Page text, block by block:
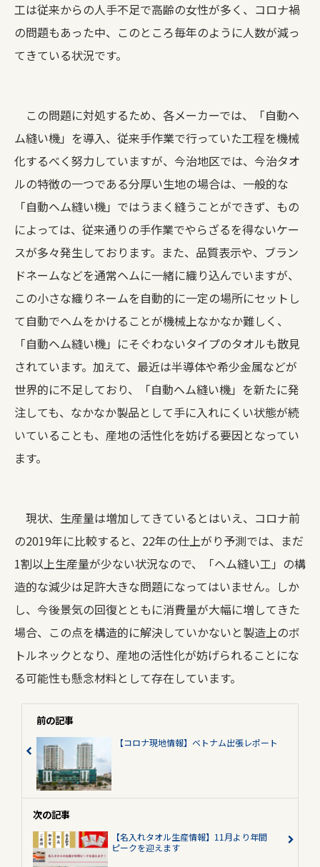
工は従来からの人手不足で高齢の女性が多く、コロナ禍
の問題もあった中、このところ毎年のように人数が減っ
てきている状況です。
この問題に対処するため、各メーカーでは、「自動ヘ
ム縫い機」を導入、従来手作業で行っていた工程を機械
化するべく努力していますが、今治地区では、今治タオ
ルの特徴の一つである分厚い生地の場合は、一般的な
「自動ヘム縫い機」ではうまく縫うことができず、もの
によっては、従来通りの手作業でやらざるを得ないケー
スが多々発生しております。また、品質表示や、ブラン
ドネームなどを通常ヘムに一緒に織り込んでいますが、
この小さな織りネームを自動的に一定の場所にセットし
て自動でヘムをかけることが機械上なかなか難しく、
「自動ヘム縫い機」にそぐわないタイプのタオルも散見
されています。加えて、最近は半導体や希少金属などが
世界的に不足しており、「自動ヘム縫い機」を新たに発
注しても、なかなか製品として手に入れにくい状態が続
いていることも、産地の活性化を妨げる要因となってい
ます。
現状、生産量は増加してきているとはいえ、コロナ前
の2019年に比較すると、22年の仕上がり予測では、まだ
1割以上生産量が少ない状況なので、「ヘム縫い工」の構
造的な減少は足許大きな問題になってはいません。しか
し、今後景気の回復とともに消費量が大幅に増してきた
場合、この点を構造的に解決していかないと製造上のボ
トルネックとなり、産地の活性化が妨げられることにな
る可能性も懸念材料として存在しています。
前の記事
【コロナ現地情報】ベトナム出張レポート
次の記事
【名入れタオル生産情報】11月より年間
ピークを迎えます